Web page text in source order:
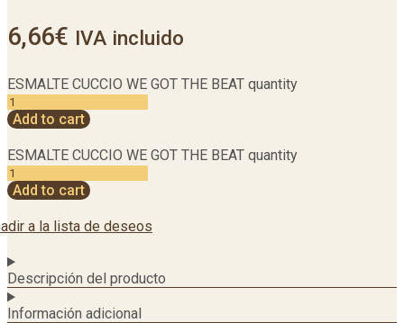
6,66€ IVA incluido
ESMALTE CUCCIO WE GOT THE BEAT quantity
Add to cart
ESMALTE CUCCIO WE GOT THE BEAT quantity
Add to cart
a la lista de deseos
Descripción del producto
Información adicional